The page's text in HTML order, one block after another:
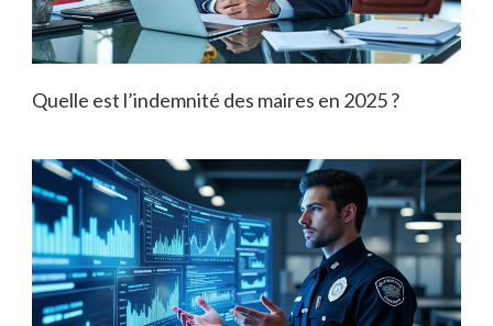
Quelle est l’indemnité des maires en 2025 ?